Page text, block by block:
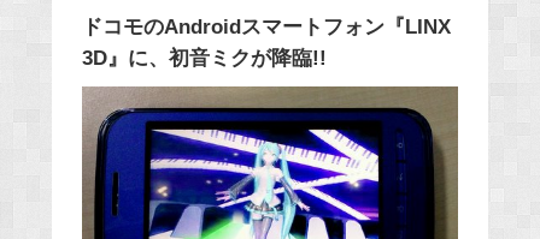
ドコモのAndroidスマートフォン『LINX
3D』に、初音ミクが降臨!!